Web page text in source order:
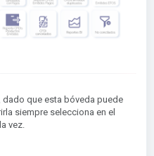
dado que esta bóveda puede
siempre selecciona en el
vez.